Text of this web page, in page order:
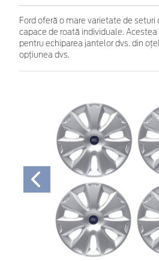
Ford oferă o mare varietate de seturi
capace de roată individuale.
pentru echiparea jantelor dvs. din
opțiunea dvs.